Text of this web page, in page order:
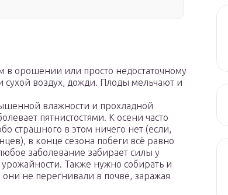
в орошении или просто недостаточному
сухой воздух, дожди. Плоды мельчают и
влажности и прохладной
пятнистостями. К осени часто
страшного в этом ничего нет (если,
в конце сезона побеги всё равно
заболевание забирает силы у
урожайности. Также нужно собирать и
не перегнивали в почве, заражая